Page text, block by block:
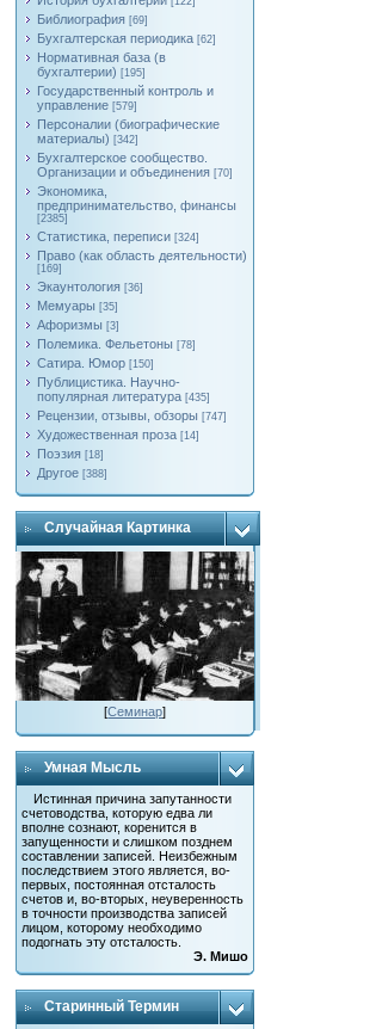
Библиография [69]
Бухгалтерская периодика [62]
Нормативная база (в
бухгалтерии) [195]
Государственный контроль и
управление [579]
Персоналии (биографические
материалы) [342]
Бухгалтерское сообщество.
Организации и объединения [70]
Экономика,
предпринимательство, финансы
[2385]
Статистика, переписи [324]
Право (как область деятельности)
[169]
Экаунтология [36]
Мемуары [35]
Афоризмы [3]
Полемика. Фельетоны [78]
Сатира. Юмор [150]
Публицистика. Научно-
популярная литература [435]
Рецензии, отзывы, обзоры [747]
Художественная проза [14]
Поэзия [18]
Другое [388]
Случайная Картинка
[Семинар]
Умная Мысль
Истинная причина запутанности
счетоводства, которую едва ли
вполне сознают, коренится в
запущенности и слишком позднем
составлении записей. Неизбежным
последствием этого является, во-
первых, постоянная отсталость
счетов и, во-вторых, неуверенность
в точности производства записей
лицом, которому необходимо
подогнать эту отсталость.
Э. Мишо
Старинный Термин